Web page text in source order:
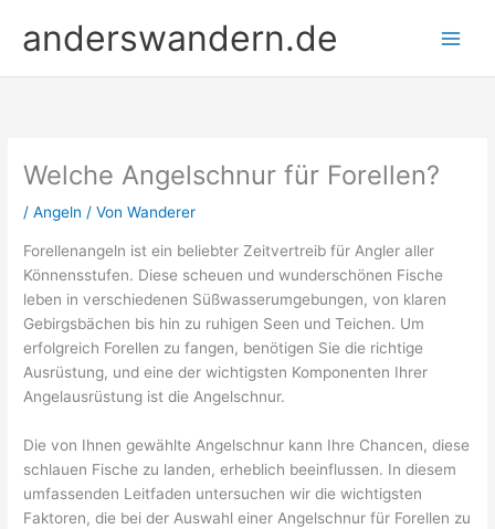
Inhaltanderswandern.de
Welche Angelschnur für Forellen?
/Angeln / VonWanderer
Forellenangeln ist ein beliebter Zeitvertreib für Angler aller
Könnensstufen. Diese scheuen und wunderschönen Fische
leben in verschiedenen Süßwasserumgebungen, von klaren
Gebirgsbächen bis hin zu ruhigen Seen und Teichen. Um
erfolgreich Forellen zu fangen, benötigen Sie die richtige
Ausrüstung, und eine der wichtigsten Komponenten Ihrer
Angelausrüstung ist die Angelschnur.
Die von Ihnen gewählte Angelschnur kann Ihre Chancen, diese
schlauen Fische zu landen, erheblich beeinflussen. In diesem
umfassenden Leitfaden untersuchen wir die wichtigsten
Faktoren, die bei der Auswahl einer Angelschnur für Forellen zu